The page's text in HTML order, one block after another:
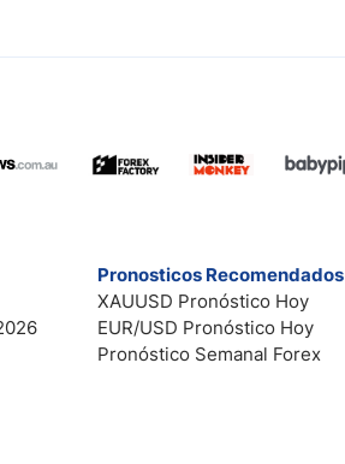
Pronosticos Recomendados
XAUUSD Pronóstico Hoy
EUR/USD Pronóstico Hoy
Pronóstico Semanal Forex